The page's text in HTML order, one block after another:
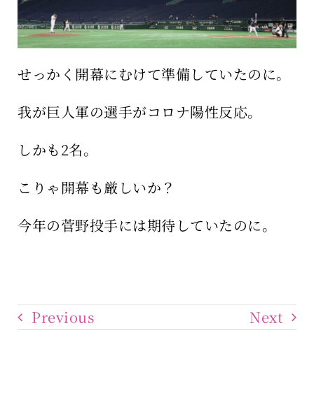
せっかく開幕にむけて準備していたのに。
我が巨人軍の選手がコロナ陽性反応。
しかも2名。
こりゃ開幕も厳しいか？
今年の菅野投手には期待していたのに。
Previous Next